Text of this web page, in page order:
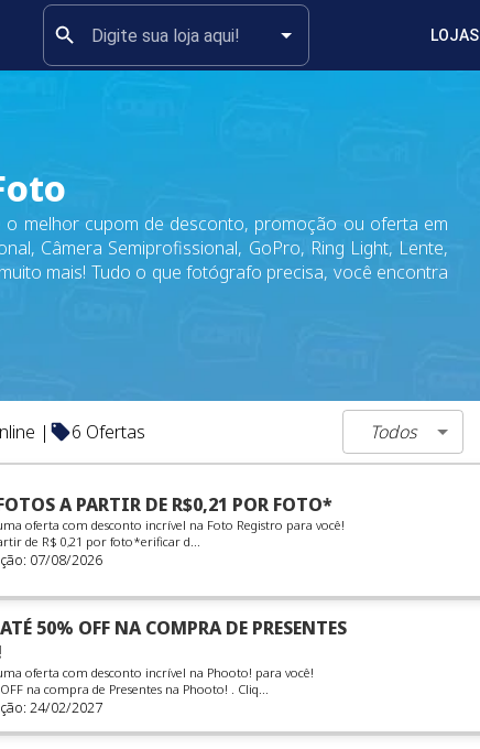
LOJAS
o melhor cupom de desconto, promoção ou oferta em
Câmera Semiprofissional, GoPro, Ring Light, Lente,
mais! Tudo o que fotógrafo precisa, você encontra
| 6 Ofertas Todos
A PARTIR DE R$0,21 POR FOTO*
oferta com desconto incrível na Foto Registro para você!
de R$ 0,21 por foto*erificar d...
07/08/2026
50% OFF NA COMPRA DE PRESENTES
oferta com desconto incrível na Phooto! para você!
na compra de Presentes na Phooto! . Cliq...
24/02/2027